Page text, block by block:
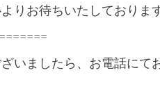
りお待ちいたしておりま
いましたら、お電話にて